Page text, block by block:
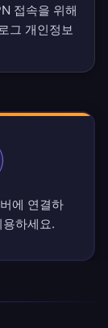
접속을 위해
그 개인정보
에 연결하
하세요.